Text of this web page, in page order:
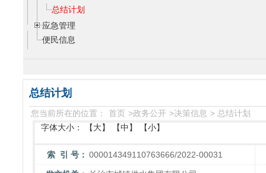
总结计划
应急管理
便民信息
总结计划
您当前所在的位置： 首页 >政务公开 >决策信息 >总结计划
字体大小：
【大】 【中】 【小】
索 引 号： 000014349110763666/2022-00031